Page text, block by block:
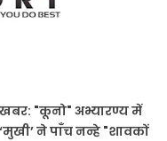
"कूनो" अभ्यारण्य में
ने पाँच नन्हे "शावकों